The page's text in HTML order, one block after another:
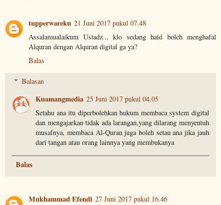
tupperwareku 21 Juni 2017 pukul 07.48
Assalamualaikum Ustadz... klo sedang haid boleh menghafal
Alquran dengan Alquran digital ga ya?
Balas
Balasan
Kuamangmedia 25 Juni 2017 pukul 04.05
Setahu ana itu diperbolehkan hukum membaca system digital
dan mengajarkan tidak ada larangan,yang dilarang menyentuh
musafnya, membaca Al-Quran juga boleh setau ana jika jauh
dari tangan atau orang lainnya yang membukanya
Balas
Mukhammad Efendi 27 Juni 2017 pukul 16.46